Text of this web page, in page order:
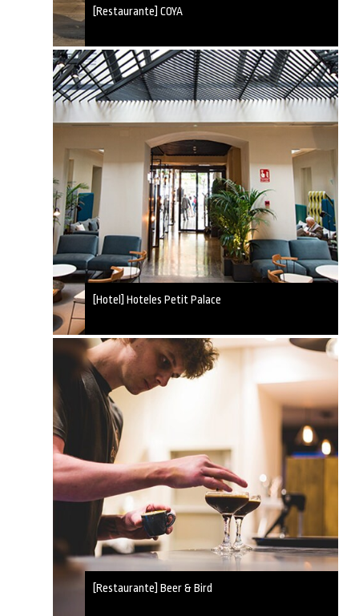
[Restaurante] COYA
[Hotel] Hoteles Petit Palace
[Restaurante] Beer & Bird